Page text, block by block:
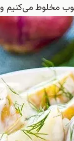
مخلوط می‌کنیم و